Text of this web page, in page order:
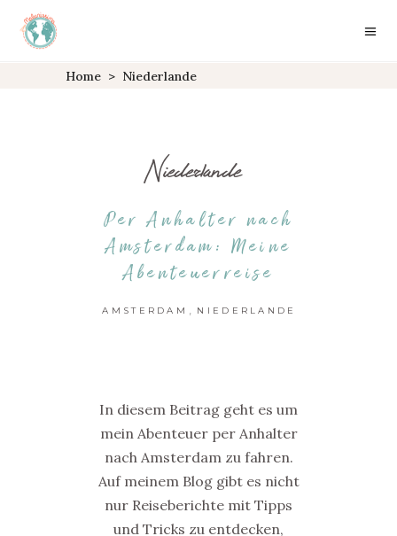
Home > Niederlande
Niederlande
Per Anhalter nach
Amsterdam: Meine
Abenteuerreise
AMSTERDAM NIEDERLANDE
In diesem Beitrag geht es um
mein Abenteuer per Anhalter
nach Amsterdam zu fahren.
Auf meinem Blog gibt es nicht
nur Reiseberichte mit Tipps
und Tricks zu entdecken,